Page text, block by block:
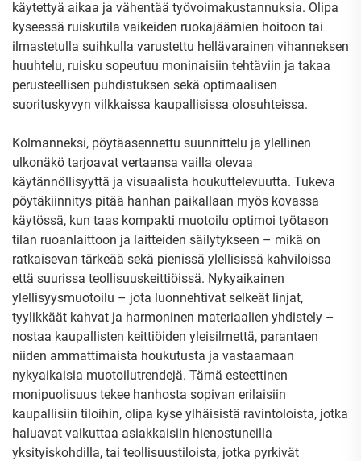
käytettyä aikaa ja vähentää työvoimakustannuksia. Olipa
kyseessä ruiskutila vaikeiden ruokajäämien hoitoon tai
ilmastetulla suihkulla varustettu hellävarainen vihanneksen
huuhtelu, ruisku sopeutuu moninaisiin tehtäviin ja takaa
perusteellisen puhdistuksen sekä optimaalisen
suorituskyvyn vilkkaissa kaupallisissa olosuhteissa.
Kolmanneksi, pöytäasennettu suunnittelu ja ylellinen
ulkonäkö tarjoavat vertaansa vailla olevaa
käytännöllisyyttä ja visuaalista houkuttelevuutta. Tukeva
pöytäkiinnitys pitää hanhan paikallaan myös kovassa
käytössä, kun taas kompakti muotoilu optimoi työtason
tilan ruoanlaittoon ja laitteiden säilytykseen – mikä on
ratkaisevan tärkeää sekä pienissä ylellisissä kahviloissa
että suurissa teollisuuskeittiöissä. Nykyaikainen
ylellisyysmuotoilu – jota luonnehtivat selkeät linjat,
tyylikkäät kahvat ja harmoninen materiaalien yhdistely –
nostaa kaupallisten keittiöiden yleisilmettä, parantaen
niiden ammattimaista houkutusta ja vastaamaan
nykyaikaisia muotoilutrendejä. Tämä esteettinen
monipuolisuus tekee hanhosta sopivan erilaisiin
kaupallisiin tiloihin, olipa kyse ylhäisistä ravintoloista, jotka
haluavat vaikuttaa asiakkaisiin hienostuneilla
yksityiskohdilla, tai teollisuustiloista, jotka pyrkivät